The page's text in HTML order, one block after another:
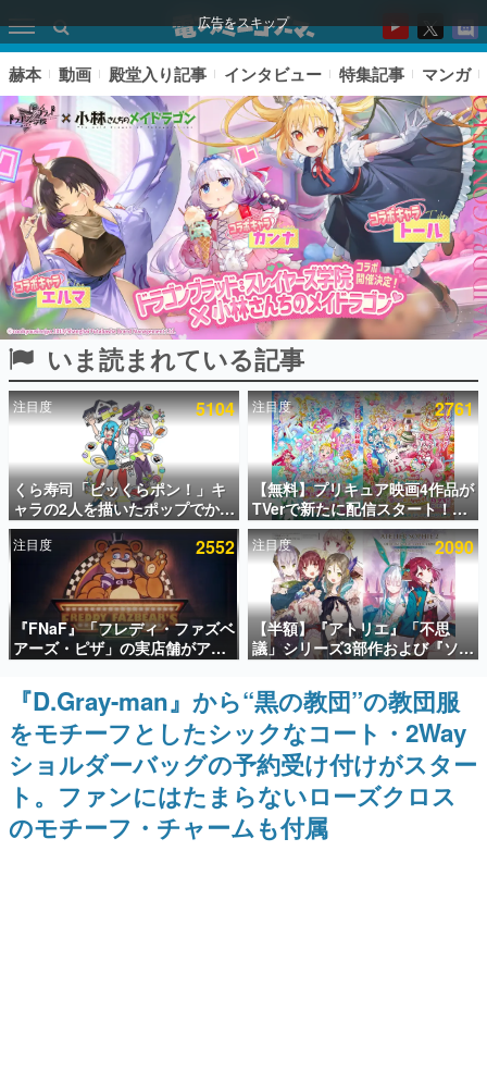
広告をスキップ
ピックアップ
電ファミのいま読まれている記事ランキング
アプリセール情報
インタビュー
連載・特集一覧
殿堂入り記事
SNS拡散数が数千以上！ ページビュー数万以上！ などな
ど。多くの人々に読まれた、電ファミ渾身の“殿堂入り”記
事をまとめました。
ゲームの企画書
名作ゲームクリエイターの方々に製作時のエピソードをお
聞きし、ヒットする企画（ゲーム）とは何か？を探ってい
きます。
赫本
この物語を解いてはいけない。『赫本』は、〈試験問題〉
の形をした短編ホラー小説集です。
赫本 動画 殿堂入り記事 インタビュー 特集記事 マンガ
いま読まれている記事
注目度 5104
くら寿司「ビッくらポン！」キ
ャラの2人を描いたポップでかわ
いいコラボイラストが公開。コ
ラボイラストを使用した限定T
シャツ&ステッカーがアソビシ
ステム主催「Akaku展」にて販
注目度 2761
【無料】プリキュア映画4作品が
TVerで新たに配信スタート！な
んと2018年～2024年の映画ほぼ
すべてが見放題に、ぶっちゃけ
ありえないラインナップ
注目度 2552
『FNaF』「フレディ・ファズベ
アーズ・ピザ」の実店舗がアメ
リカの商業施設「American
Dream」に2027年オープン！
ScottGamesとの共同開発、食
事だけでなくステージショーや
没入型のホラー体験も楽しめる
注目度 2090
【半額】『アトリエ』「不思
議」シリーズ3部作および『ソフ
ィーのアトリエ2』公式画集の
Kindle版が50%オフとなるセー
ルが開催中。各作品の設定画や
美麗なイラストの数々をふんだ
んに収録
『D.Gray-man』から“黒の教団”の教団服
をモチーフとしたシックなコート・2Way
ショルダーバッグの予約受け付けがスター
ト。ファンにはたまらないローズクロス
のモチーフ・チャームも付属